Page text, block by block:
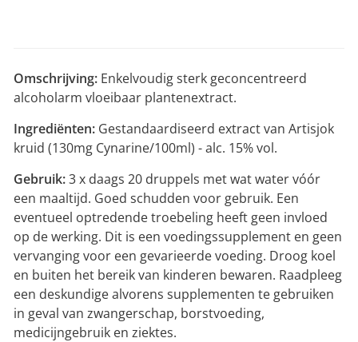
Omschrijving: Enkelvoudig sterk geconcentreerd
alcoholarm vloeibaar plantenextract.
Ingrediënten: Gestandaardiseerd extract van Artisjok
kruid (130mg Cynarine/100ml) - alc. 15% vol.
Gebruik:3 x daags 20 druppels met wat water vóór
een maaltijd. Goed schudden voor gebruik. Een
eventueel optredende troebeling heeft geen invloed
op de werking. Dit is een voedingssupplement en geen
vervanging voor een gevarieerde voeding. Droog koel
en buiten het bereik van kinderen bewaren. Raadpleeg
een deskundige alvorens supplementen te gebruiken
in geval van zwangerschap, borstvoeding,
medicijngebruik en ziektes.